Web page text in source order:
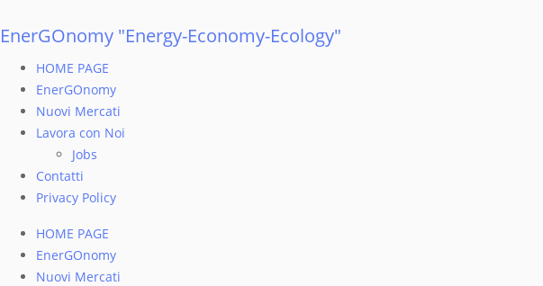
al
EnerGOnomy "Energy-Economy-Ecology"
HOME PAGE
EnerGOnomy
Nuovi Mercati
Lavora con Noi
Jobs
Contatti
Privacy Policy
HOME PAGE
EnerGOnomy
Nuovi Mercati